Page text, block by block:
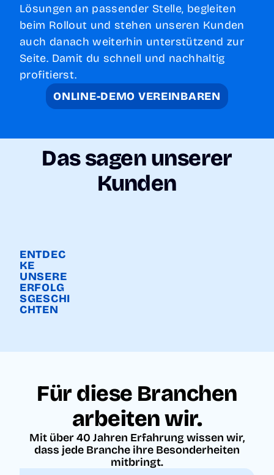
Lösungen an passender Stelle, begleiten
beim Rollout und stehen unseren Kunden
auch danach weiterhin unterstützend zur
Seite. Damit du schnell und nachhaltig
profitierst.
ONLINE-DEMO VEREINBAREN
Das sagen unserer
Kunden
ENTDEC
KE
UNSERE
ERFOLG
SGESCHI
CHTEN
Für diese Branchen
arbeiten wir.
Mit über 40 Jahren Erfahrung wissen wir,
dass jede Branche ihre Besonderheiten
mitbringt.